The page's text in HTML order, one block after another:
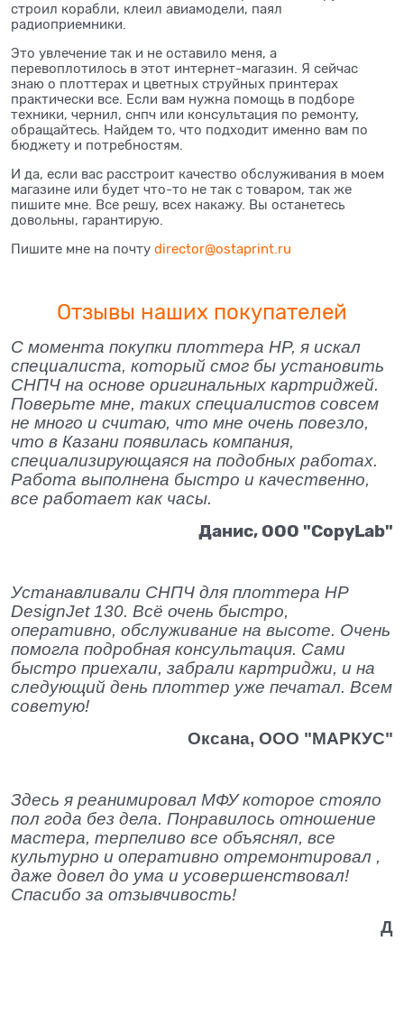
строил корабли, клеил авиамодели, паял
радиоприемники.
Это увлечение так и не оставило меня, а
перевоплотилось в этот интернет-магазин. Я сейчас
знаю о плоттерах и цветных струйных принтерах
практически все. Если вам нужна помощь в подборе
техники, чернил, снпч или консультация по ремонту,
обращайтесь. Найдем то, что подходит именно вам по
бюджету и потребностям.
И да, если вас расстроит качество обслуживания в моем
магазине или будет что-то не так с товаром, так же
пишите мне. Все решу, всех накажу. Вы останетесь
довольны, гарантирую.
Пишите мне на почту director@ostaprint.ru
Отзывы наших покупателей
С момента покупки плоттера HP, я искал
специалиста, который смог бы установить
СНПЧ на основе оригинальных картриджей.
Поверьте мне, таких специалистов совсем
не много и считаю, что мне очень повезло,
что в Казани появилась компания,
специализирующаяся на подобных работах.
Работа выполнена быстро и качественно,
все работает как часы.
Данис, ООО "CopyLab"
Устанавливали СНПЧ для плоттера HP
DesignJet 130. Всё очень быстро,
оперативно, обслуживание на высоте. Очень
помогла подробная консультация. Сами
быстро приехали, забрали картриджи, и на
следующий день плоттер уже печатал. Всем
советую!
Оксана, OOO "МАРКУС"
Здесь я реанимировал МФУ которое стояло
пол года без дела. Понравилось отношение
мастера, терпеливо все объяснял, все
культурно и оперативно отремонтировал ,
даже довел до ума и усовершенствовал!
Спасибо за отзывчивость!
Д